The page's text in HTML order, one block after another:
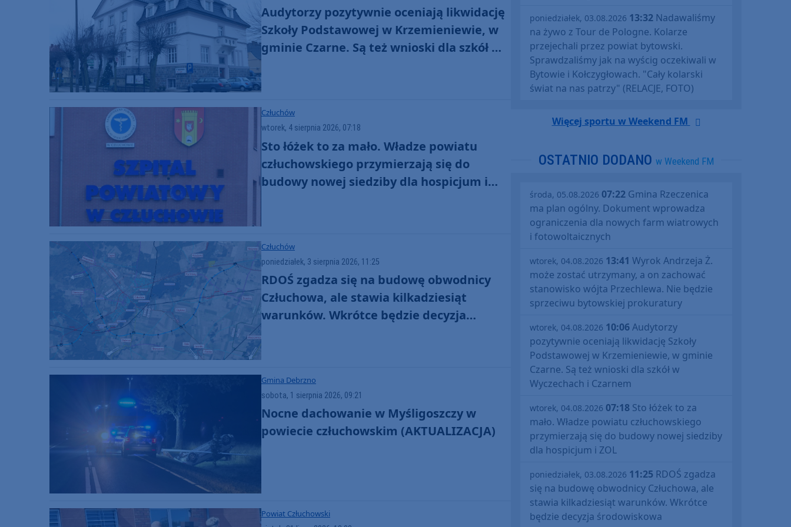
Audytorzy pozytywnie oceniają likwidację
Szkoły Podstawowej w Krzemieniewie, w
gminie Czarne. Są też wnioski dla szkół w
Człuchów
wtorek, 4 sierpnia 2026, 07:18
Sto łóżek to za mało. Władze powiatu
człuchowskiego przymierzają się do
budowy nowej siedziby dla hospicjum i
Człuchów
poniedziałek, 3 sierpnia 2026, 11:25
RDOŚ zgadza się na budowę obwodnicy
Człuchowa, ale stawia kilkadziesiąt
warunków. Wkrótce będzie decyzja
Gmina Debrzno
sobota, 1 sierpnia 2026, 09:21
Nocne dachowanie w Myśligoszczy w
powiecie człuchowskim (AKTUALIZACJA)
Powiat Człuchowski
poniedziałek, 03.08.2026 13:32 Nadawaliśmy
na żywo z Tour de Pologne. Kolarze
przejechali przez powiat bytowski.
Sprawdzaliśmy jak na wyścig oczekiwali w
Bytowie i Kołczygłowach. "Cały kolarski
świat na nas patrzy" (RELACJE, FOTO)
Więcej sportu w Weekend FM
OSTATNIO DODANO w Weekend FM
środa, 05.08.2026 07:22 Gmina Rzeczenica
ma plan ogólny. Dokument wprowadza
ograniczenia dla nowych farm wiatrowych
i fotowoltaicznych
wtorek, 04.08.2026 13:41 Wyrok Andrzeja Ż.
może zostać utrzymany, a on zachować
stanowisko wójta Przechlewa. Nie będzie
sprzeciwu bytowskiej prokuratury
wtorek, 04.08.2026 10:06Audytorzy
pozytywnie oceniają likwidację Szkoły
Podstawowej w Krzemieniewie, w gminie
Czarne. Są też wnioski dla szkół w
Wyczechach i Czarnem
wtorek, 04.08.2026 07:18 Sto łóżek to za
mało. Władze powiatu człuchowskiego
przymierzają się do budowy nowej siedziby
dla hospicjum i ZOL
poniedziałek, 03.08.2026 11:25 RDOŚ zgadza
się na budowę obwodnicy Człuchowa, ale
stawia kilkadziesiąt warunków. Wkrótce
będzie decyzja środowiskowa